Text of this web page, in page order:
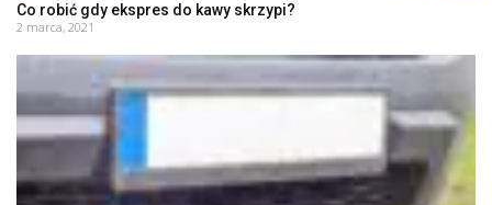
Co robić gdy ekspres do kawy skrzypi?
2 marca, 2021